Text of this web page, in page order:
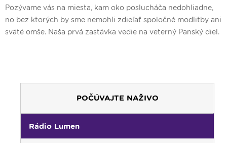
Pozývame vás na miesta, kam oko poslucháča nedohliadne,
no bez ktorých by sme nemohli zdieľať spoločné modlitby ani
sväté omše. Naša prvá zastávka vedie na veterný Panský diel.
POČÚVAJTE NAŽIVO
Rádio Lumen